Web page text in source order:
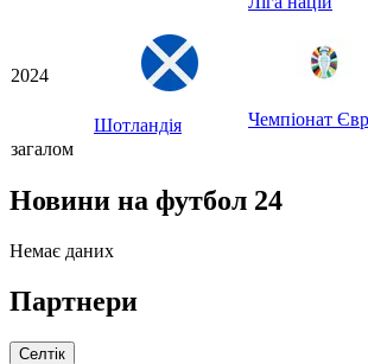
2024
Шотландія Чемпіонат
загалом
Новини на футбол 24
Немає даних
Партнери
Селтік